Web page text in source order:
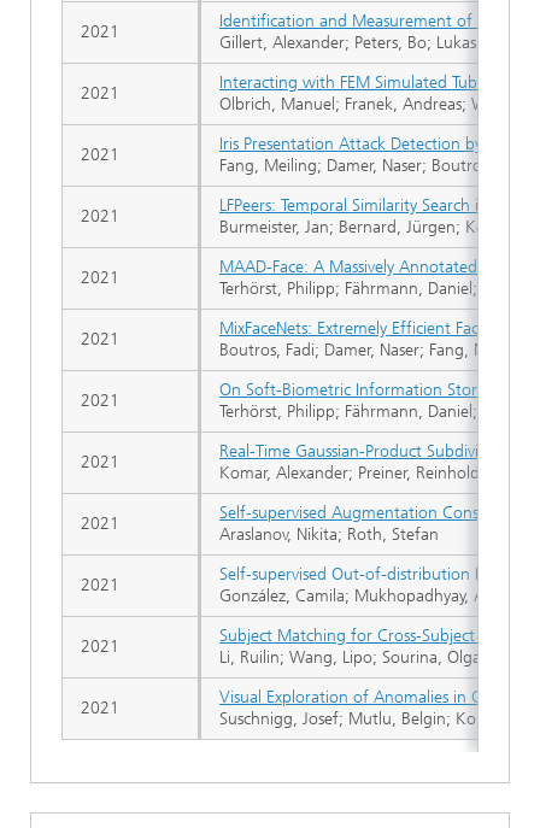
Identification and Measurement of
Gillert, Alexander; Peters, Bo; Lukas, Uwe
Interacting with FEM Simulated Tubes in AR
Olbrich, Manuel; Franek, Andreas; Weber,
Iris Presentation Attack Detection by
Fang, Meiling; Damer, Naser; Boutros,
LFPeers: Temporal Similarity Search in
Burmeister, Jan; Bernard, Jürgen;
MAAD-Face: A Massively Annotated
Terhörst, Philipp; Fährmann, Daniel; Kolf,
MixFaceNets: Extremely Efficient Face
Boutros, Fadi; Damer, Naser; Fang,
On Soft-Biometric Information Stored in
Terhörst, Philipp; Fährmann, Daniel;
Real-Time Gaussian-Product Subdivision on
Komar, Alexander; Preiner, Reinhold
Self-supervised Augmentation
Araslanov, Nikita; Roth, Stefan
Self-supervised Out-of-distribution
González, Camila; Mukhopadhyay, Anirban
Subject Matching for Cross-Subject EEG-
Li, Ruilin; Wang, Lipo; Sourina, Olga
Visual Exploration of Anomalies in Cyclic
Suschnigg, Josef; Mutlu, Belgin;
2021
2021
2021
2021
2021
2021
2021
2021
2021
2021
2021
2021